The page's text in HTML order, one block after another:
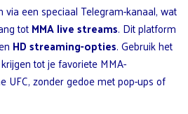
via een speciaal Telegram-kanaal, wat
totMMA live streams. Dit platform
HD streaming-opties. Gebruik het
tot je favoriete MMA-
UFC, zonder gedoe met pop-ups of